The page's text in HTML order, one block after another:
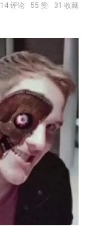
14 评论 55 赞 31 收藏